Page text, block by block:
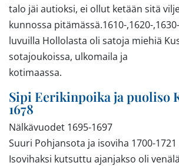
talo jäi autioksi, ei ollut ketään sitä
kunnossa pitämässä.1610-,1620-,1630-
luvuilla Hollolasta oli satoja miehiä
sotajoukoissa, ulkomaila ja
kotimaassa.
Sipi Eerikinpoika ja puoliso
1678
Nälkävuodet 1695-1697
Suuri Pohjansota ja isoviha 1700-1721
Isovihaksi kutsuttu ajanjakso oli